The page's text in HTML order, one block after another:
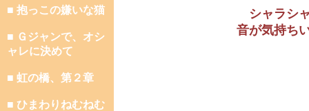
■ 抱っこの嫌いな猫
■ Ｇジャンで、オシ
ャレに決めて
■ 虹の橋、第２章
■ ひまわりねむねむ
シャラシ
音が気持ち